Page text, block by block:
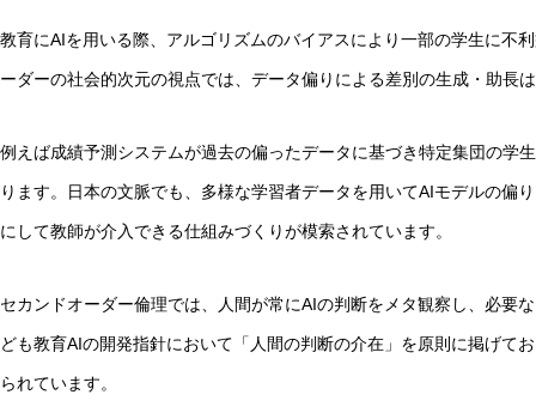
教育にAIを用いる際、アルゴリズムのバイアスにより一部の学生に不
ーダーの社会的次元の視点では、データ偏りによる差別の生成・助長
例えば成績予測システムが過去の偏ったデータに基づき特定集団の学
ります。日本の文脈でも、多様な学習者データを用いてAIモデルの偏
にして教師が介入できる仕組みづくりが模索されています。
セカンドオーダー倫理では、人間が常にAIの判断をメタ観察し、必要
ども教育AIの開発指針において「人間の判断の介在」を原則に掲げて
られています。